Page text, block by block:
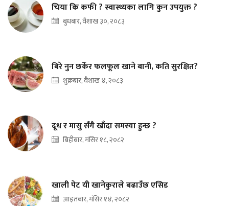
चिया कि कफी ? स्वास्थ्यका लागि कुन उपयुक्त ?
बुधबार, वैशाख ३०, २०८३
बिरे नुन छर्केर फलफूल खाने बानी, कति सुरक्षित?
शुक्रबार, वैशाख ४, २०८३
दूध र मासु सँगै खाँदा समस्या हुन्छ ?
बिहीबार, मंसिर १८, २०८२
खाली पेट यी खानेकुराले बढाउँछ एसिड
आइतबार, मंसिर १४, २०८२